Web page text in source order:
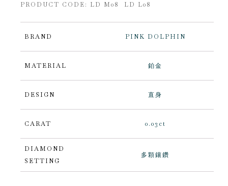
PRODUCT CODE: LD M08 LD L08
BRAND PINK DOLPHIN
MATERIAL 鉑金
DESIGN 直身
CARAT 0.03ct
DIAMOND
SETTING
多顆鑲鑽